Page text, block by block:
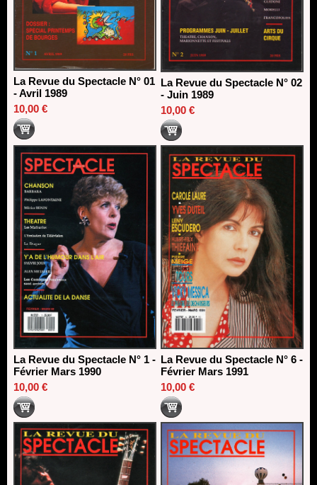
La Revue du Spectacle N° 01
- Avril 1989
10,00 €
La Revue du Spectacle N° 02
- Juin 1989
10,00 €
La Revue du Spectacle N° 1 -
Février Mars 1990
10,00 €
La Revue du Spectacle N° 6 -
Février Mars 1991
10,00 €